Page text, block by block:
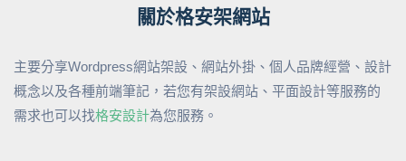
關於格安架網站
主要分享Wordpress網站架設、網站外掛、個人品牌經營、設計
概念以及各種前端筆記，若您有架設網站、平面設計等服務的
需求也可以找格安設計為您服務。